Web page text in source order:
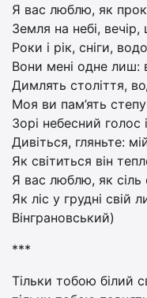
Я вас люблю, як
Земля на небі,
Роки і рік, сніги,
Вони мені одне лиш:
Димлять століття,
Моя ви пам’ять
Зорі небесний голос
Дивіться, гляньте:
Як світиться він
Я вас люблю, як
Як ліс у грудні свій
Вінграновський)
***
Тільки тобою білий